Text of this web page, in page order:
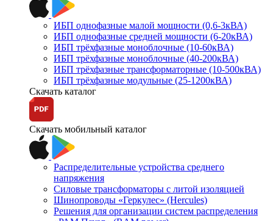
ИБП однофазные малой мощности (0,6-3кВА)
ИБП однофазные средней мощности (6-20кВА)
ИБП трёхфазные моноблочные (10-60кВА)
ИБП трёхфазные моноблочные (40-200кВА)
ИБП трёхфазные трансформаторные (10-500кВА)
ИБП трёхфазные модульные (25-1200кВА)
Скачать каталог
Скачать мобильный каталог
Распределительные устройства среднего
напряжения
Силовые трансформаторы с литой изоляцией
Шинопроводы «Геркулес» (Hercules)
Решения для организации систем распределения